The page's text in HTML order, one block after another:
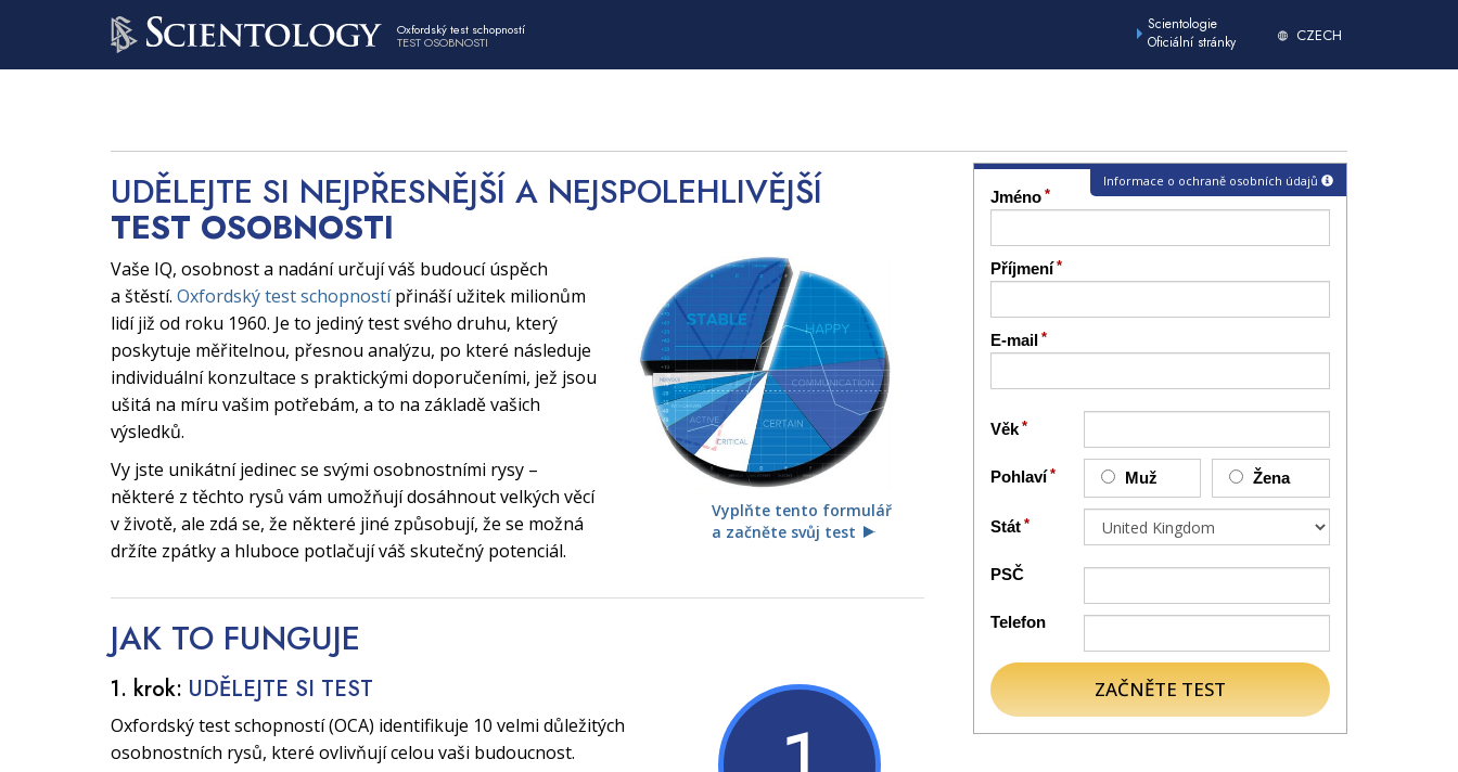
Oxfordský test schopností
TEST OSOBNOSTI
Scientologie
Oficiální stránky
CZECH
Informace o ochraně osobních údajů
Jméno
Příjmení
E-mail
Věk
Pohlaví Muž Žena
Stát
PSČ
Telefon
ZAČNĚTE TEST
UDĚLEJTE SI NEJPŘESNĚJŠÍ A NEJSPOLEHLIVĚJŠÍ
TEST OSOBNOSTI
Vyplňte tento formulář
a začněte svůj test
Vaše IQ, osobnost a nadání určují váš budoucí úspěch
a štěstí. Oxfordský test schopnostípřináší užitek milionům
lidí již od roku 1960. Je to jediný test svého druhu, který
poskytuje měřitelnou, přesnou analýzu, po které následuje
individuální konzultace s praktickými doporučeními, jež jsou
ušitá na míru vašim potřebám, a to na základě vašich
výsledků.
Vy jste unikátní jedinec se svými osobnostními rysy –
některé z těchto rysů vám umožňují dosáhnout velkých věcí
v životě, ale zdá se, že některé jiné způsobují, že se možná
držíte zpátky a hluboce potlačují váš skutečný potenciál.
JAK TO FUNGUJE
1. krok: UDĚLEJTE SI TEST
Oxfordský test schopností (OCA) identifikuje 10 velmi důležitých
osobnostních rysů, které ovlivňují celou vaši budoucnost.